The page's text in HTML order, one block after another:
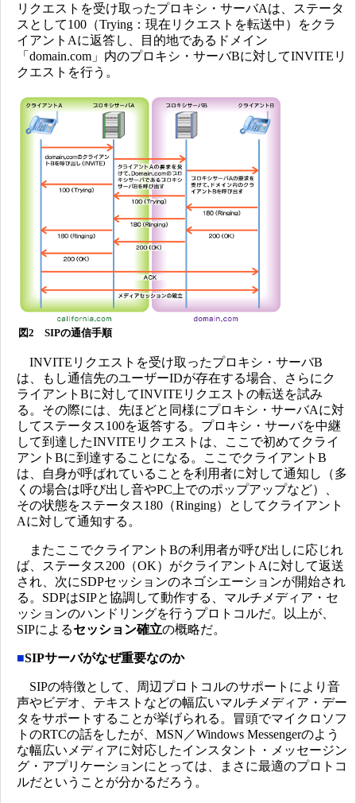
リクエストを受け取ったプロキシ・サーバAは、ステータ
スとして100（Trying：現在リクエストを転送中）をクラ
イアントAに返答し、目的地であるドメイン
「domain.com」内のプロキシ・サーバBに対してINVITEリ
クエストを行う。
図2 SIPの通信手順
INVITEリクエストを受け取ったプロキシ・サーバB
は、もし通信先のユーザーIDが存在する場合、さらにク
ライアントBに対してINVITEリクエストの転送を試み
る。その際には、先ほどと同様にプロキシ・サーバAに対
してステータス100を返答する。プロキシ・サーバを中継
して到達したINVITEリクエストは、ここで初めてクライ
アントBに到達することになる。ここでクライアントB
は、自身が呼ばれていることを利用者に対して通知し（多
くの場合は呼び出し音やPC上でのポップアップなど）、
その状態をステータス180（Ringing）としてクライアント
Aに対して通知する。
またここでクライアントBの利用者が呼び出しに応じれ
ば、ステータス200（OK）がクライアントAに対して返送
され、次にSDPセッションのネゴシエーションが開始され
る。SDPはSIPと協調して動作する、マルチメディア・セ
ッションのハンドリングを行うプロトコルだ。以上が、
SIPによるセッション確立の概略だ。
■SIPサーバがなぜ重要なのか
SIPの特徴として、周辺プロトコルのサポートにより音
声やビデオ、テキストなどの幅広いマルチメディア・デー
タをサポートすることが挙げられる。冒頭でマイクロソフ
トのRTCの話をしたが、MSN／Windows Messengerのよう
な幅広いメディアに対応したインスタント・メッセージン
グ・アプリケーションにとっては、まさに最適のプロトコ
ルだということが分かるだろう。